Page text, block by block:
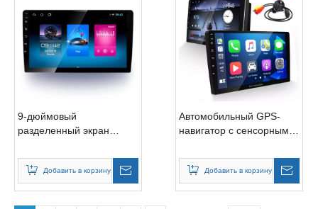
9-дюймовый
разделенный экран
автомобильную GPS-
навигацию
Добавить в корзину
Автомобильный GPS-
навигатор с сенсорным
Добавить в корзину